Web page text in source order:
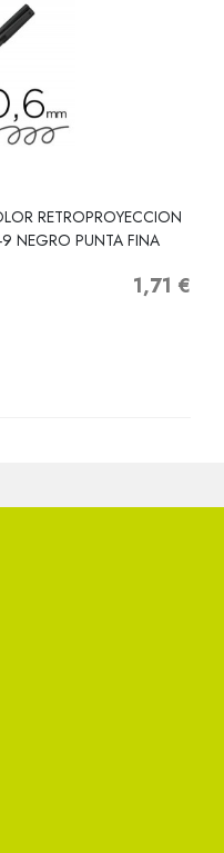
RETROPROYECCION
9 NEGRO PUNTA FINA
Precio
1,71 €